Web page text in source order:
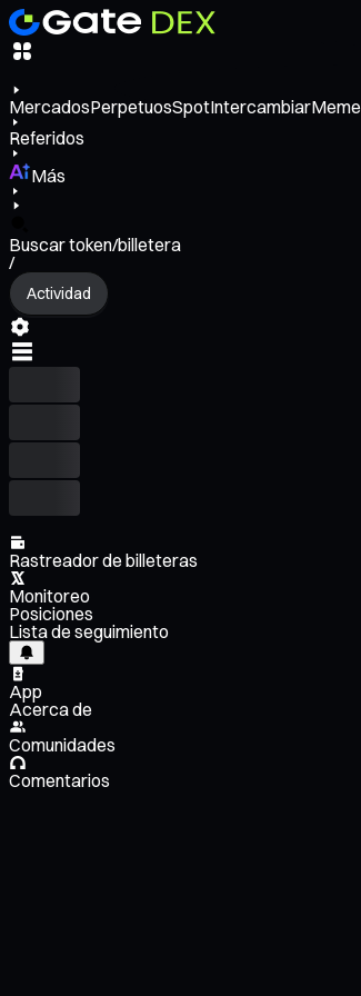
MercadosPerpetuosSpotIntercambiarMeme
Referidos
Más
Buscar token/billetera
/
Actividad
Rastreador de billeteras
Monitoreo
Posiciones
Lista de seguimiento
App
Acerca de
Comunidades
Comentarios